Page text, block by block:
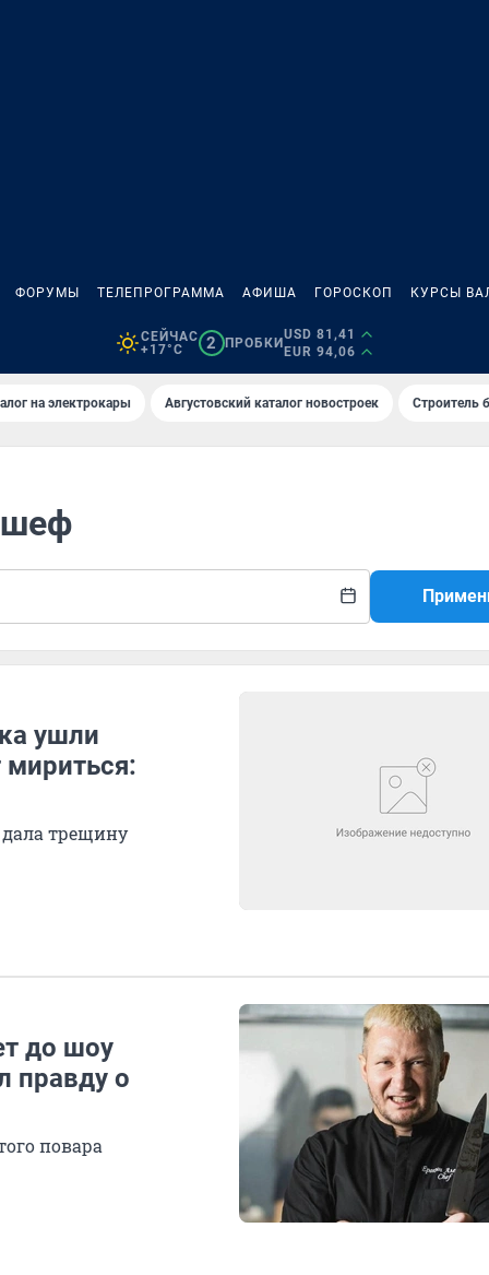
ФОРУМЫ ТЕЛЕПРОГРАММА АФИША ГОРОСКОП КУРСЫ
СЕЙЧАС
+17°C
2 ПРОБКИ
USD 81,41
EUR 94,06
на электрокары Августовский каталог новостроек Строитель
шеф
ушли
трещину
до шоу
правду о
повара